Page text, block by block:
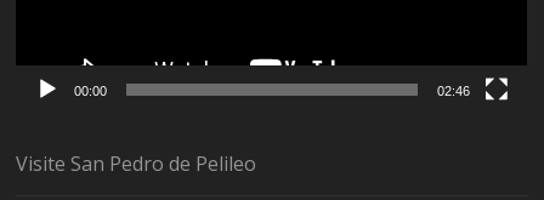
00:00 02:46
Visite San Pedro de Pelileo